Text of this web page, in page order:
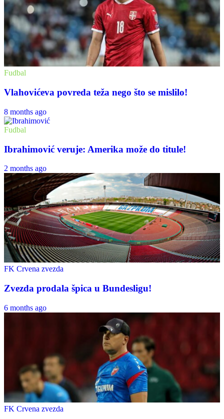
Fudbal
Vlahovićeva povreda teža nego što se mislilo!
8 months ago
Fudbal
Ibrahimović veruje: Amerika može do titule!
2 months ago
FK Crvena zvezda
Zvezda prodala špica u Bundesligu!
6 months ago
FK Crvena zvezda